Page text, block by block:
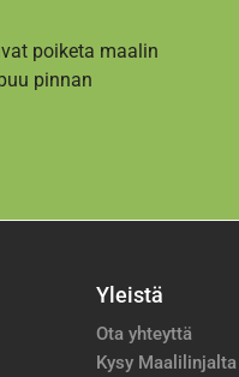
poiketa maalin
pinnan
Yleistä
Ota yhteyttä
Kysy Maalilinjalta